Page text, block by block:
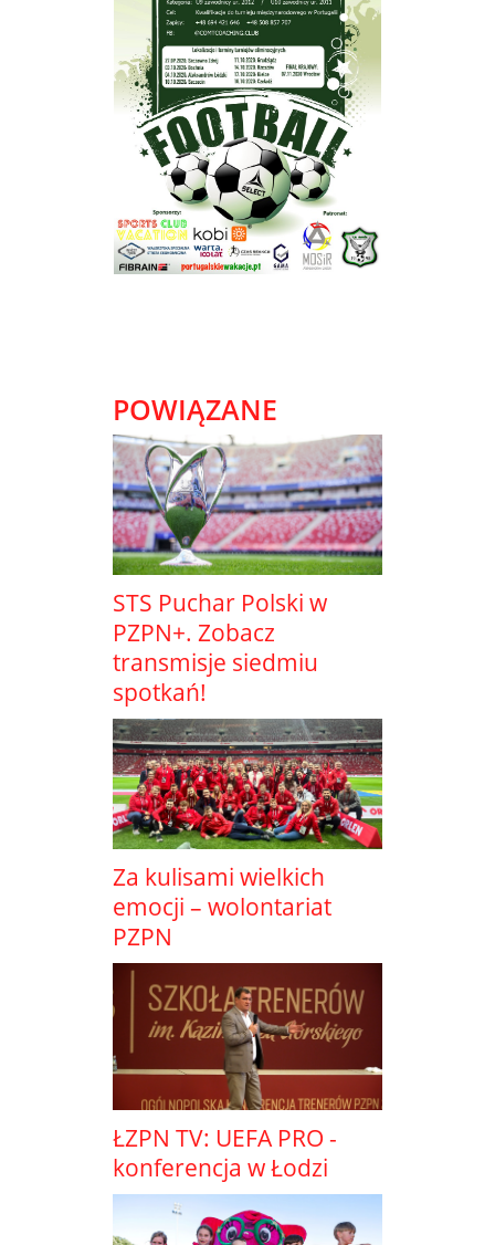
POWIĄZANE
STS Puchar Polski w
PZPN+. Zobacz
transmisje siedmiu
spotkań!
Za kulisami wielkich
emocji – wolontariat
PZPN
ŁZPN TV: UEFA PRO -
konferencja w Łodzi